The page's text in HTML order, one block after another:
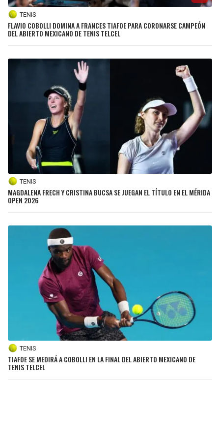
TENIS
FLAVIO COBOLLI DOMINA A FRANCES TIAFOE PARA CORONARSE CAMPEÓN
DEL ABIERTO MEXICANO DE TENIS TELCEL
TENIS
MAGDALENA FRECH Y CRISTINA BUCSA SE JUEGAN EL TÍTULO EN EL MÉRIDA
OPEN 2026
TENIS
TIAFOE SE MEDIRÁ A COBOLLI EN LA FINAL DEL ABIERTO MEXICANO DE
TENIS TELCEL